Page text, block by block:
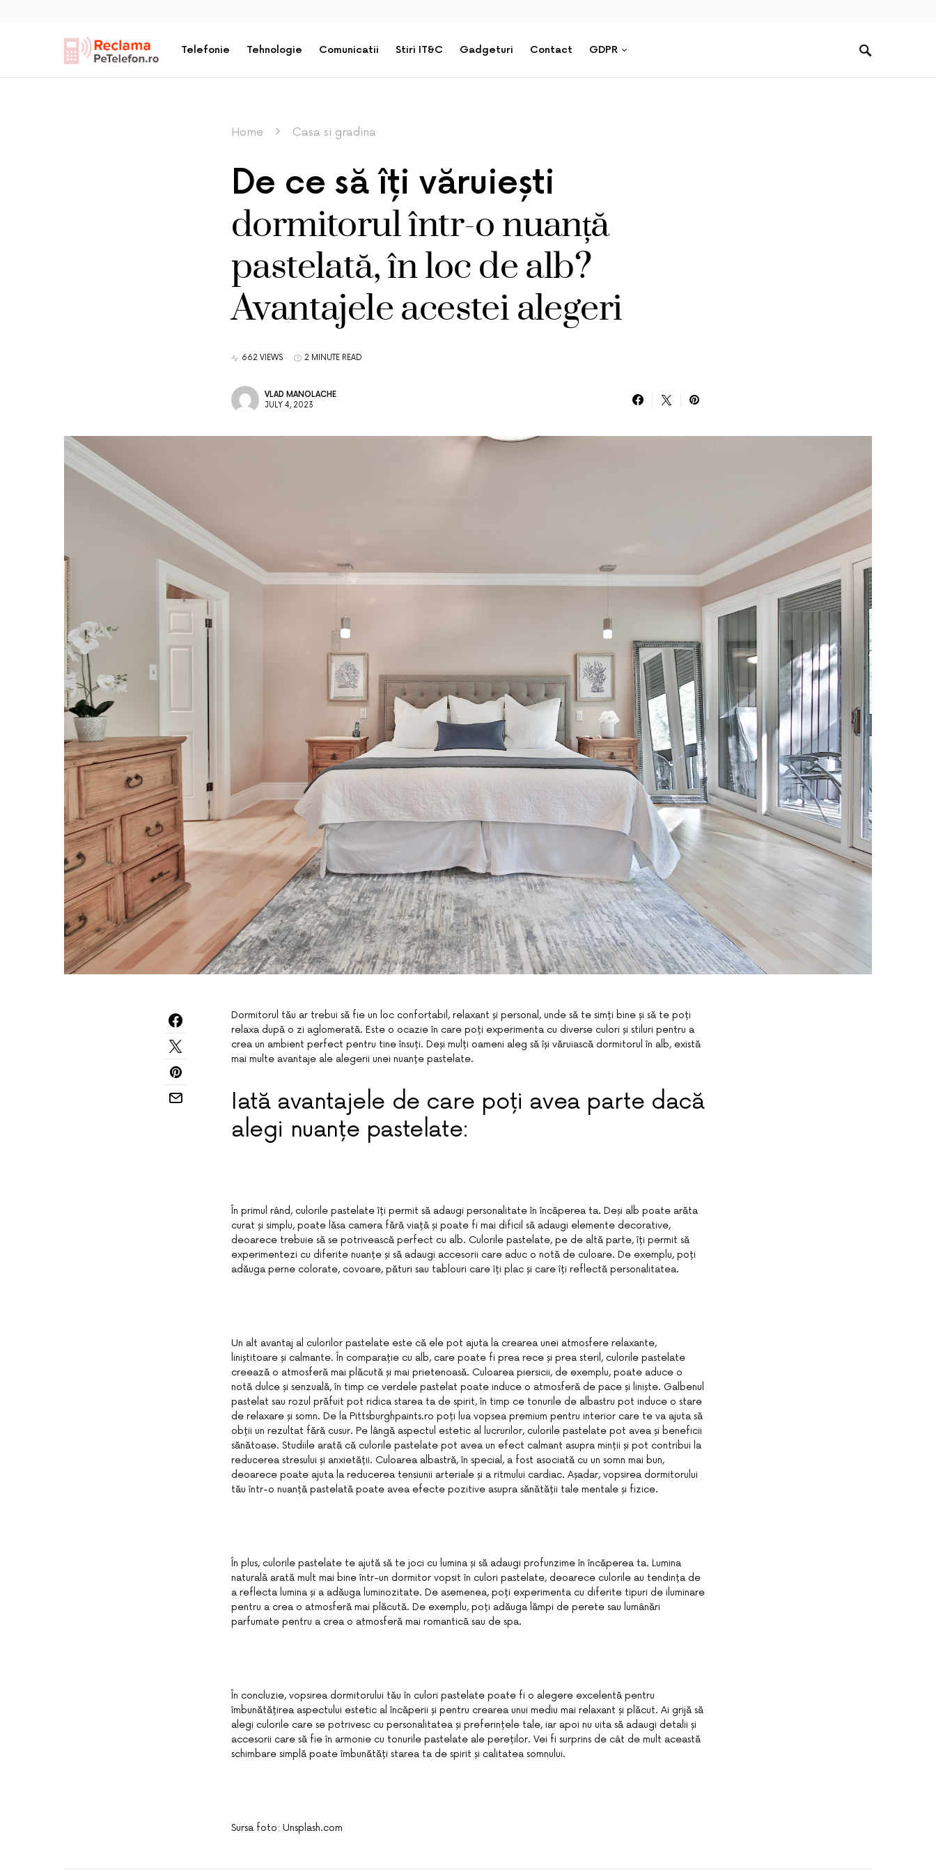
Telefonie Tehnologie Comunicatii Stiri IT&C Gadgeturi Contact GDPR
Home Casa si gradina
De ce să îți văruiești
dormitorul într-o nuanță
pastelată, în loc de alb?
Avantajele acestei alegeri
662 VIEWS 2 MINUTE READ
VLAD MANOLACHE
JULY 4, 2023
Dormitorul tău ar trebui să fie un loc confortabil, relaxant și personal, unde să te simți bine și să te poți
relaxa după o zi aglomerată. Este o ocazie în care poți experimenta cu diverse culori și stiluri pentru a
crea un ambient perfect pentru tine însuți. Deși mulți oameni aleg să își văruiască dormitorul în alb, există
mai multe avantaje ale alegerii unei nuanțe pastelate.
Iată avantajele de care poți avea parte dacă
alegi nuanțe pastelate:
În primul rând, culorile pastelate îți permit să adaugi personalitate în încăperea ta. Deși alb poate arăta
curat și simplu, poate lăsa camera fără viață și poate fi mai dificil să adaugi elemente decorative,
deoarece trebuie să se potrivească perfect cu alb. Culorile pastelate, pe de altă parte, îți permit să
experimentezi cu diferite nuanțe și să adaugi accesorii care aduc o notă de culoare. De exemplu, poți
adăuga perne colorate, covoare, pături sau tablouri care îți plac și care îți reflectă personalitatea.
Un alt avantaj al culorilor pastelate este că ele pot ajuta la crearea unei atmosfere relaxante,
liniștitoare și calmante. În comparație cu alb, care poate fi prea rece și prea steril, culorile pastelate
creează o atmosferă mai plăcută și mai prietenoasă. Culoarea piersicii, de exemplu, poate aduce o
notă dulce și senzuală, în timp ce verdele pastelat poate induce o atmosferă de pace și liniște. Galbenul
pastelat sau rozul prăfuit pot ridica starea ta de spirit, în timp ce tonurile de albastru pot induce o stare
de relaxare și somn. De la Pittsburghpaints.ro poți lua vopsea premium pentru interior care te va ajuta să
obții un rezultat fără cusur. Pe lângă aspectul estetic al lucrurilor, culorile pastelate pot avea și beneficii
sănătoase. Studiile arată că culorile pastelate pot avea un efect calmant asupra minții și pot contribui la
reducerea stresului și anxietății. Culoarea albastră, în special, a fost asociată cu un somn mai bun,
deoarece poate ajuta la reducerea tensiunii arteriale și a ritmului cardiac. Așadar, vopsirea dormitorului
tău într-o nuanță pastelată poate avea efecte pozitive asupra sănătății tale mentale și fizice.
În plus, culorile pastelate te ajută să te joci cu lumina și să adaugi profunzime în încăperea ta. Lumina
naturală arată mult mai bine într-un dormitor vopsit în culori pastelate, deoarece culorile au tendința de
a reflecta lumina și a adăuga luminozitate. De asemenea, poți experimenta cu diferite tipuri de iluminare
pentru a crea o atmosferă mai plăcută. De exemplu, poți adăuga lămpi de perete sau lumânări
parfumate pentru a crea o atmosferă mai romantică sau de spa.
În concluzie, vopsirea dormitorului tău în culori pastelate poate fi o alegere excelentă pentru
îmbunătățirea aspectului estetic al încăperii și pentru crearea unui mediu mai relaxant și plăcut. Ai grijă să
alegi culorile care se potrivesc cu personalitatea și preferințele tale, iar apoi nu uita să adaugi detalii și
accesorii care să fie în armonie cu tonurile pastelate ale pereților. Vei fi surprins de cât de mult această
schimbare simplă poate îmbunătăți starea ta de spirit și calitatea somnului.
Sursa foto: Unsplash.com